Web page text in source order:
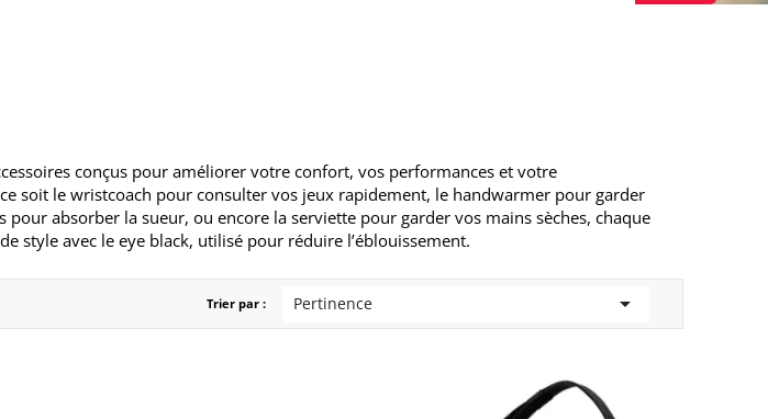
conçus pour améliorer votre confort, vos performances et votre
soit le wristcoach pour consulter vos jeux rapidement, le handwarmer pour garder
pour absorber la sueur, ou encore la serviette pour garder vos mains sèches, chaque
style avec le eye black, utilisé pour réduire l’éblouissement.
Trier par : Pertinence 